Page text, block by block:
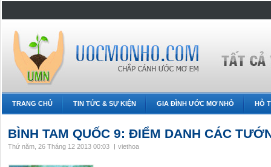
TRANG CHỦ TIN TỨC & SỰ KIỆN GIA ĐÌNH ƯỚC MƠ NHỎ HỖ
BÌNH TAM QUỐC 9: ĐIỂM DANH CÁC
Thứ năm, 26 Tháng 12 2013 00:03 viethoa